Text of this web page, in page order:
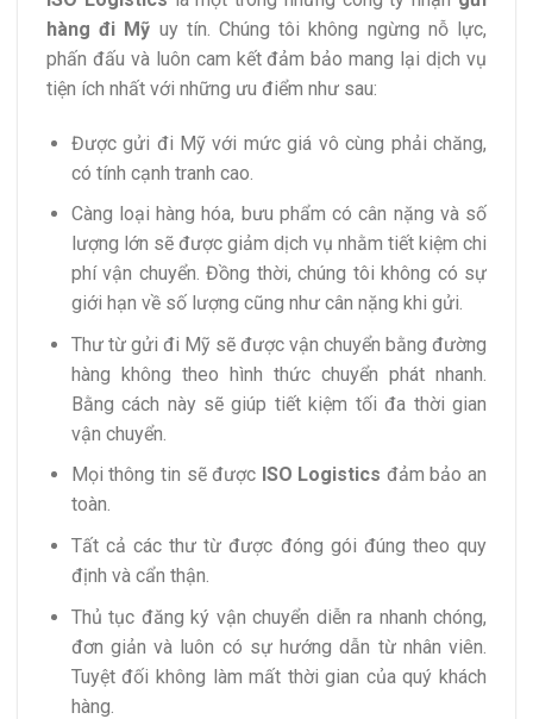
hàng đi Mỹ uy tín. Chúng tôi không ngừng nỗ lực,
phấn đấu và luôn cam kết đảm bảo mang lại dịch vụ
tiện ích nhất với những ưu điểm như sau:
Được gửi đi Mỹ với mức giá vô cùng phải chăng,
có tính cạnh tranh cao.
Càng loại hàng hóa, bưu phẩm có cân nặng và số
lượng lớn sẽ được giảm dịch vụ nhằm tiết kiệm chi
phí vận chuyển. Đồng thời, chúng tôi không có sự
giới hạn về số lượng cũng như cân nặng khi gửi.
Thư từ gửi đi Mỹ sẽ được vận chuyển bằng đường
hàng không theo hình thức chuyển phát nhanh.
Bằng cách này sẽ giúp tiết kiệm tối đa thời gian
vận chuyển.
Mọi thông tin sẽ được ISO Logistics đảm bảo an
toàn.
Tất cả các thư từ được đóng gói đúng theo quy
định và cẩn thận.
Thủ tục đăng ký vận chuyển diễn ra nhanh chóng,
đơn giản và luôn có sự hướng dẫn từ nhân viên.
Tuyệt đối không làm mất thời gian của quý khách
hàng.